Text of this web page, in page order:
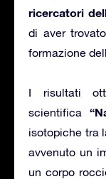
ricercatori
di aver
formazione
I risultati
scientifica
isotopiche tra
avvenuto un
un corpo